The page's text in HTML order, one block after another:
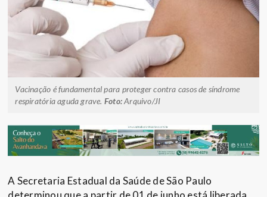
Vacinação é fundamental para proteger contra casos de síndrome
respiratória aguda grave. Foto:Arquivo/JI
A Secretaria Estadual da Saúde de São Paulo